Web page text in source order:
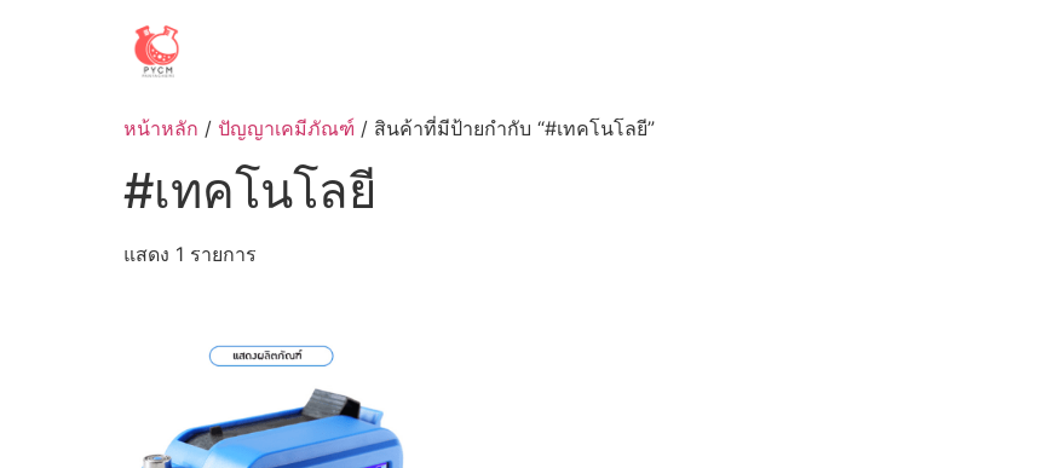
หน้าหลัก / ปัญญาเคมีภัณฑ์ / สินค้าที่มีป้ายกำกับ “#เทคโนโลยี”
#เทคโนโลยี
แสดง 1 รายการ